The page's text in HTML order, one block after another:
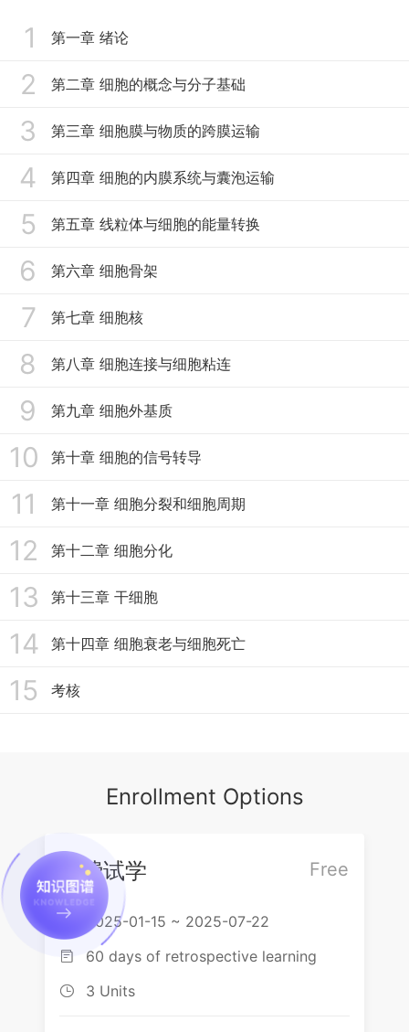
1 第一章 绪论
2 第二章 细胞的概念与分子基础
3 第三章 细胞膜与物质的跨膜运输
4 第四章 细胞的内膜系统与囊泡运输
5 第五章 线粒体与细胞的能量转换
6 第六章 细胞骨架
7 第七章 细胞核
8 第八章 细胞连接与细胞粘连
9 第九章 细胞外基质
10 第十章 细胞的信号转导
11 第十一章 细胞分裂和细胞周期
12 第十二章 细胞分化
13 第十三章 干细胞
14 第十四章 细胞衰老与细胞死亡
15 考核
Enrollment Options
Free
免费试学
 2025-01-15 ~ 2025-07-22
 60 days of retrospective learning
 3 Units